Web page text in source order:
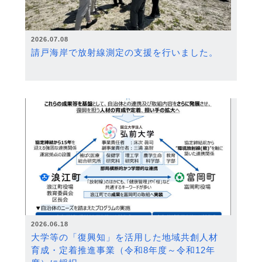
2026.07.08
請戸海岸で放射線測定の支援を行いました。
2026.06.18
大学等の「復興知」を活用した地域共創人材
育成・定着推進事業（令和8年度～令和12年